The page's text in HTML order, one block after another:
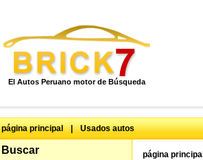
El Autos Peruano motor de Búsqueda
página principal | Usados autos
Buscar página principal